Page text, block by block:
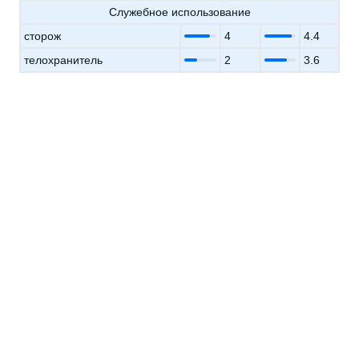
Служебное использование
сторож
4
4.4
телохранитель
2 3.6